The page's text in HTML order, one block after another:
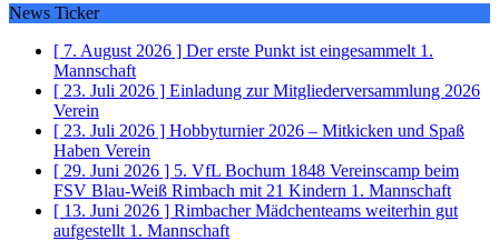
News Ticker
[ 7. August 2026 ] Der erste Punkt ist eingesammelt 1.
Mannschaft
[ 23. Juli 2026 ] Einladung zur Mitgliederversammlung 2026
Verein
[ 23. Juli 2026 ] Hobbyturnier 2026 – Mitkicken und Spaß
Haben Verein
[ 29. Juni 2026 ] 5. VfL Bochum 1848 Vereinscamp beim
FSV Blau-Weiß Rimbach mit 21 Kindern 1. Mannschaft
[ 13. Juni 2026 ] Rimbacher Mädchenteams weiterhin gut
aufgestellt 1. Mannschaft